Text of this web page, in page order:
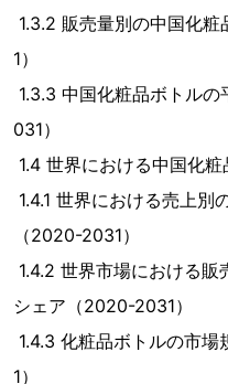
1.3.2 販売量別の中国化
1）
1.3.3 中国化粧品ボトル
031）
1.4 世界における中国化
1.4.1 世界における売上別
（2020-2031）
1.4.2 世界市場における
シェア（2020-2031）
1.4.3 化粧品ボトルの市
1）